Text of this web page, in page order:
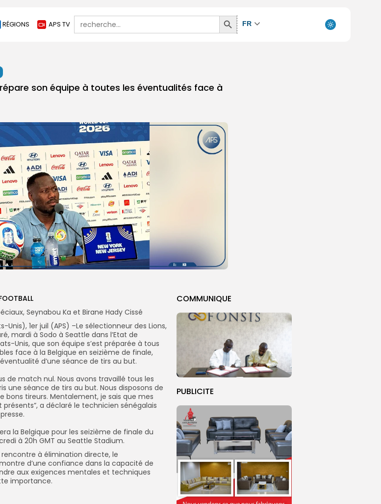
RÉGIONS APS TV
Search
for:
Search
Button
FR
son équipe à toutes les éventualités face à
COMMUNIQUE
PUBLICITE
Seynabou Ka et Birane Hady Cissé
Unis), 1er juil (APS) –Le sélectionneur des Lions,
mardi à Sodo à Seattle dans l’Etat de
Unis, que son équipe s’est préparée à tous
face à la Belgique en seizième de finale,
d’une séance de tirs au but.
de match nul. Nous avons travaillé tous les
une séance de tirs au but. Nous disposons de
bons tireurs. Mentalement, je sais que mes
a déclaré le technicien sénégalais
la Belgique pour les seizième de finale du
à 20h GMT au Seattle Stadium.
à élimination directe, le
d’une confiance dans la capacité de
aux exigences mentales et techniques
importance.‎